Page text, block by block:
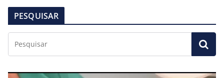
PESQUISAR